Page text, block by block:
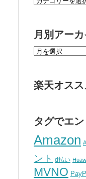
月別アー
楽天オス
タグでエ
Amazon
ント
d払い
MVNO